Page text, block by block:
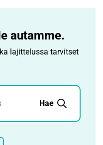
autamme.
lajittelussa tarvitset
Hae